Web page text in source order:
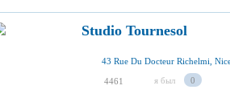
Studio Tournesol
43 Rue Du Docteur Richelmi,
4461 я был 0